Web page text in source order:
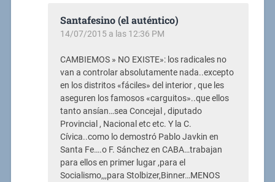
Santafesino (el auténtico)
14/07/2015 a las 12:36 PM
CAMBIEMOS » NO EXISTE»: los radicales no
van a controlar absolutamente nada..excepto
en los distritos «fáciles» del interior , que les
aseguren los famosos «carguitos»..que ellos
tanto ansían…sea Concejal , diputado
Provincial , Nacional etc etc. Y la C.
Cívica..como lo demostró Pablo Javkin en
Santa Fe….o F. Sánchez en CABA…trabajan
para ellos en primer lugar ,para el
Socialismo,,,para Stolbizer,Binner…MENOS